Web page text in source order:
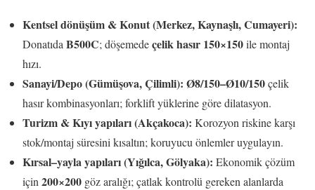
Kentsel dönüşüm & Konut (Merkez, Kaynaşlı, Cumayeri):
Donatıda B500C; döşemedeçelik hasır 150×150ile montaj
hızı.
Sanayi/Depo (Gümüşova, Çilimli): Ø8/150–Ø10/150çelik
hasır kombinasyonları; forklift yüklerine göre dilatasyon.
Turizm & Kıyı yapıları (Akçakoca): Korozyon riskine karşı
stok/montaj süresini kısaltın; koruyucu önlemler uygulayın.
Kırsal–yayla yapıları (Yığılca, Gölyaka): Ekonomik çözüm
için 200×200 göz aralığı; çatlak kontrolü gereken alanlarda